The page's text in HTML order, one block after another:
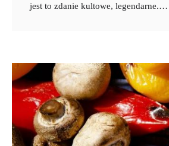
jest to zdanie kultowe, legendarne.…